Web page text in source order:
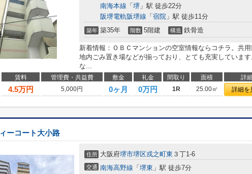
南海本線 「 堺 」駅 徒歩22分
阪堺電軌阪堺線 「 宿院 」駅 徒歩11分
築年 築35年 階数 5階建 構造 鉄骨造
新着情報：ＯＢＣマンションの空室情報ならコチラ。共
地内ごみ置き場などが揃っており、とても充実していま
な...
賃料 管理費・共益費 敷金 礼金 間取り 面積 詳細
4.5万円 5,000円 0ヶ月 0万円 1R 25.00㎡ 詳細を
ーコート大小路
住所 大阪府堺市堺区戎之町東 ３丁1-6
交通 南海高野線 「 堺東 」駅 徒歩7分